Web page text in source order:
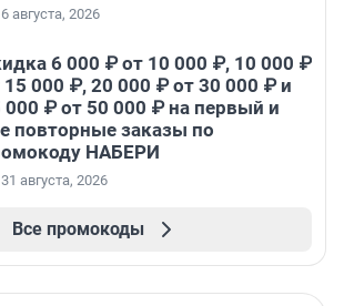
августа, 2026
6 000 ₽ от 10 000 ₽, 10 000 ₽
15 000 ₽, 20 000 ₽ от 30 000 ₽ и
000 ₽ от 50 000 ₽ на первый и
повторные заказы по
НАБЕРИ
августа, 2026
Все промокоды